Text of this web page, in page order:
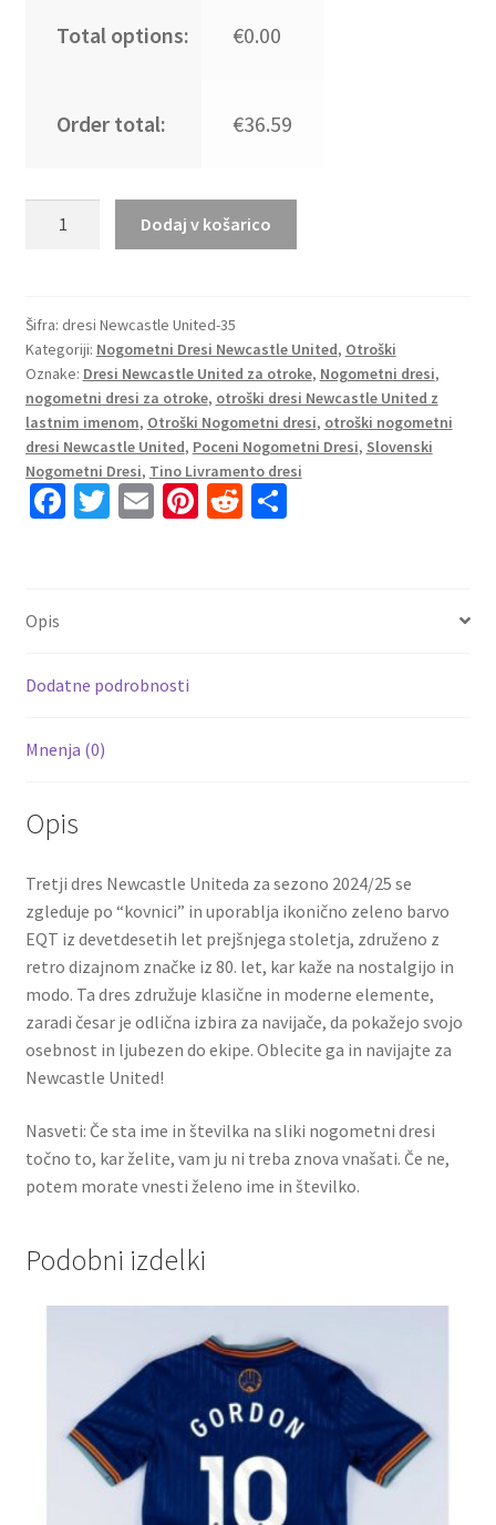
Total options: €0.00
Order total: €36.59
Kompleti
Newcastle
United
Tretji
2024-
25
bela
Tino
Dodaj v košarico
Šifra: dresi Newcastle United-35
Kategoriji: Nogometni Dresi Newcastle United, Otroški
Oznake: Dresi Newcastle United za otroke, Nogometni dresi,
nogometni dresi za otroke, otroški dresi Newcastle United z
lastnim imenom, Otroški Nogometni dresi, otroški nogometni
dresi Newcastle United, Poceni Nogometni Dresi, Slovenski
Nogometni Dresi, Tino Livramento dresi
Fa
k
T E Pi R S
Opis
Dodatne podrobnosti
Mnenja (0)
Opis
Tretji dres Newcastle Uniteda za sezono 2024/25 se
zgleduje po “kovnici” in uporablja ikonično zeleno barvo
EQT iz devetdesetih let prejšnjega stoletja, združeno z
retro dizajnom značke iz 80. let, kar kaže na nostalgijo in
modo. Ta dres združuje klasične in moderne elemente,
zaradi česar je odlična izbira za navijače, da pokažejo svojo
osebnost in ljubezen do ekipe. Oblecite ga in navijajte za
Newcastle United!
Nasveti: Če sta ime in številka na sliki nogometni dresi
točno to, kar želite, vam ju ni treba znova vnašati. Če ne,
potem morate vnesti želeno ime in številko.
Podobni izdelki